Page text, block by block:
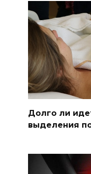
Долго ли
выделения